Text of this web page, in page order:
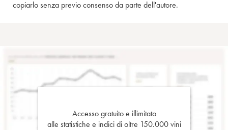
copiarlo senza previo consenso da parte dell'autore.
Accesso gratuito e illimitato
alle statistiche e indici di oltre 150.000 vini